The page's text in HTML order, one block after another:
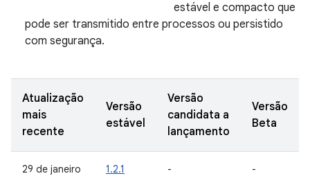
estável e compacto que
pode ser transmitido entre processos ou persistido
com segurança.
Atualização
mais
recente
Versão
estável
Versão
candidata a
lançamento
Versão
Beta
29 de janeiro
1.2.1 - -